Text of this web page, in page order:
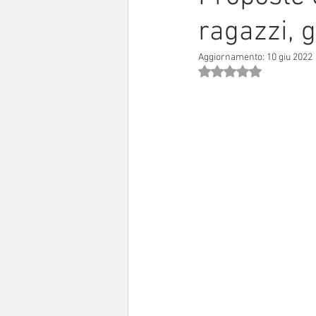
Sinodo 2021-23 Anziani e
ragazzi,
Aggiornamento: 10 giu 2022
Valutazione NaN